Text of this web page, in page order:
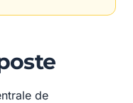
de